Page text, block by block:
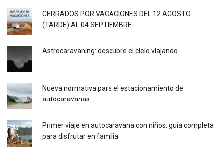
CERRADOS POR VACACIONES DEL 12 AGOSTO
(TARDE) AL 04 SEPTIEMBRE
Astrocaravaning: descubre el cielo viajando
Nueva normativa para el estacionamiento de
autocaravanas
Primer viaje en autocaravana con niños: guía completa
para disfrutar en familia